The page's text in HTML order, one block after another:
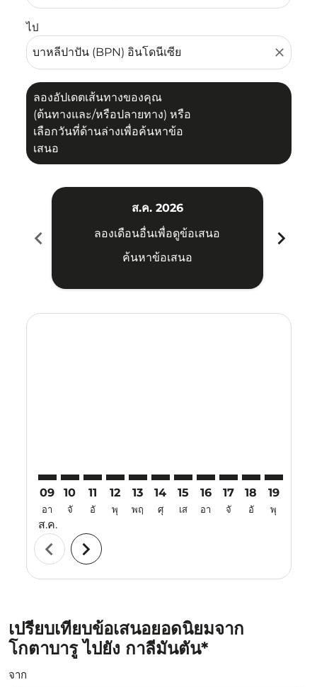
ไป
close
ลองอัปเดตเส้นทางของคุณ
(ต้นทางและ/หรือปลายทาง) หรือ
เลือกวันที่ด้านล่างเพื่อค้นหาข้อ
เสนอ
chevron_left
ส.ค. 2026
ลองเดือนอื่นเพื่อดูข้อเสนอ
ค้นหาข้อเสนอ
chevron_right
09
อา
ส.ค.
10
จั
11
อั
12
พุ
13
พฤ
14
ศุ
15
เส
16
อา
17
จั
18
อั
19
พุ
chevron_left chevron_right
เปรียบเทียบข้อเสนอยอดนิยมจาก
โกตาบารู ไปยัง กาลีมันตัน*
จาก